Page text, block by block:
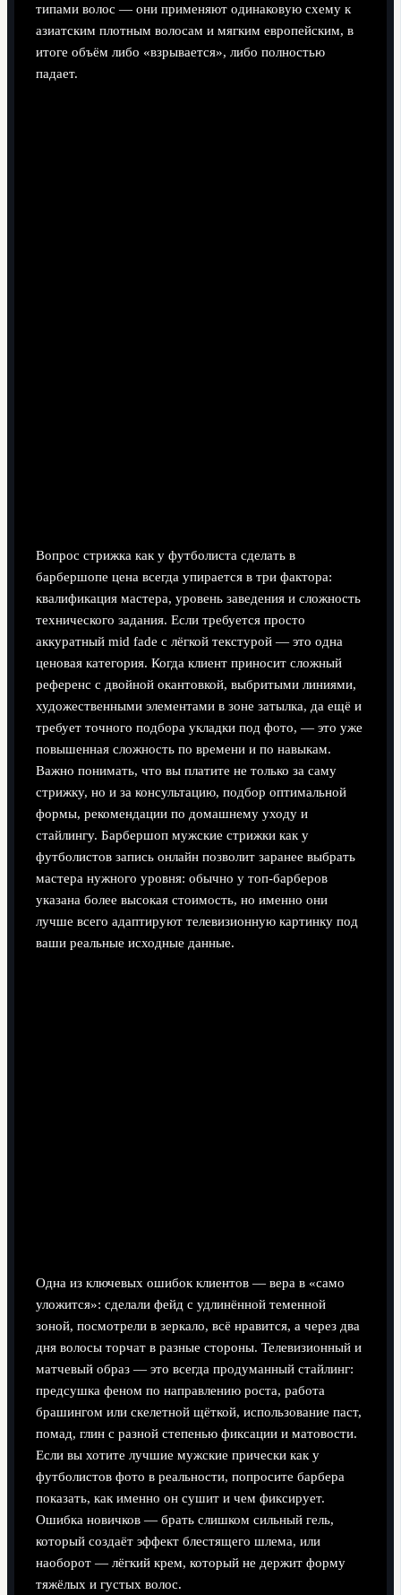
типами волос — они применяют одинаковую схему к
азиатским плотным волосам и мягким европейским, в
итоге объём либо «взрывается», либо полностью
падает.
Вопрос стрижка как у футболиста сделать в
барбершопе цена всегда упирается в три фактора:
квалификация мастера, уровень заведения и сложность
технического задания. Если требуется просто
аккуратный mid fade с лёгкой текстурой — это одна
ценовая категория. Когда клиент приносит сложный
референс с двойной окантовкой, выбритыми линиями,
художественными элементами в зоне затылка, да ещё и
требует точного подбора укладки под фото, — это уже
повышенная сложность по времени и по навыкам.
Важно понимать, что вы платите не только за саму
стрижку, но и за консультацию, подбор оптимальной
формы, рекомендации по домашнему уходу и
стайлингу. Барбершоп мужские стрижки как у
футболистов запись онлайн позволит заранее выбрать
мастера нужного уровня: обычно у топ-барберов
указана более высокая стоимость, но именно они
лучше всего адаптируют телевизионную картинку под
ваши реальные исходные данные.
Одна из ключевых ошибок клиентов — вера в «само
уложится»: сделали фейд с удлинённой теменной
зоной, посмотрели в зеркало, всё нравится, а через два
дня волосы торчат в разные стороны. Телевизионный и
матчевый образ — это всегда продуманный стайлинг:
предсушка феном по направлению роста, работа
брашингом или скелетной щёткой, использование паст,
помад, глин с разной степенью фиксации и матовости.
Если вы хотите лучшие мужские прически как у
футболистов фото в реальности, попросите барбера
показать, как именно он сушит и чем фиксирует.
Ошибка новичков — брать слишком сильный гель,
который создаёт эффект блестящего шлема, или
наоборот — лёгкий крем, который не держит форму
тяжёлых и густых волос.